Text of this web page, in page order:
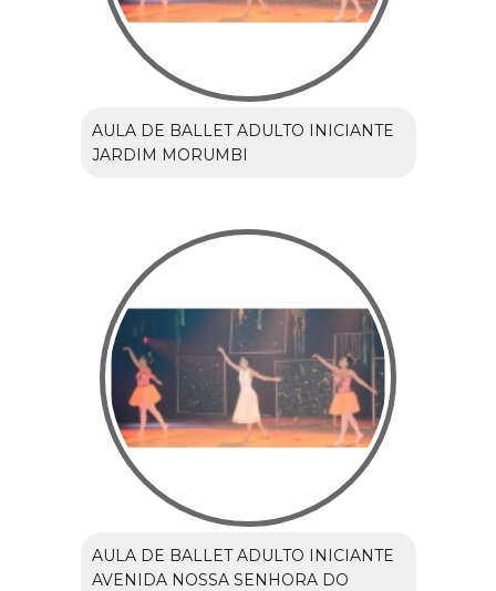
AULA DE BALLET ADULTO INICIANTE
JARDIM MORUMBI
AULA DE BALLET ADULTO INICIANTE
AVENIDA NOSSA SENHORA DO